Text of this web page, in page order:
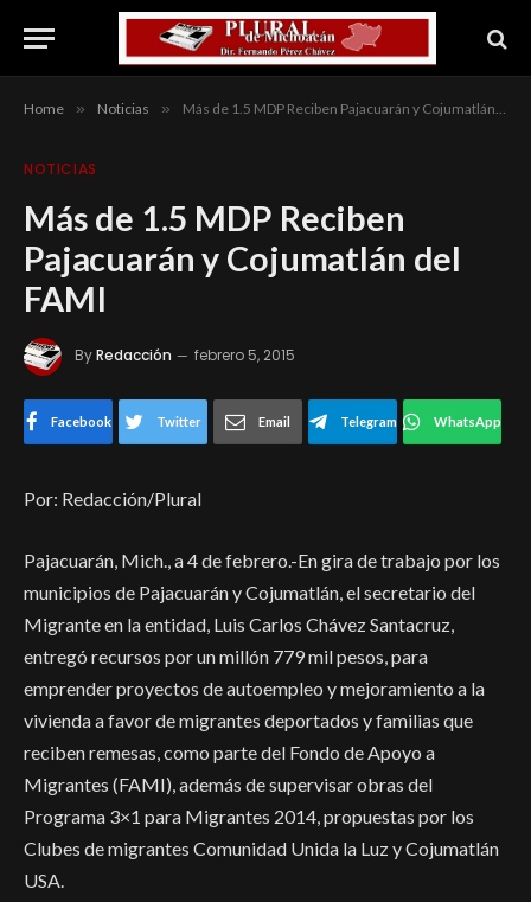
Home » Noticias » Más de 1.5 MDP Reciben Pajacuarán y Cojumatlán del FAMI
NOTICIAS
Más de 1.5 MDP Reciben
Pajacuarán y Cojumatlán del
FAMI
ByRedacción febrero 5, 2015
Facebook Twitter Email Telegram WhatsApp
Por: Redacción/Plural
Pajacuarán, Mich., a 4 de febrero.-En gira de trabajo por los
municipios de Pajacuarán y Cojumatlán, el secretario del
Migrante en la entidad, Luis Carlos Chávez Santacruz,
entregó recursos por un millón 779 mil pesos, para
emprender proyectos de autoempleo y mejoramiento a la
vivienda a favor de migrantes deportados y familias que
reciben remesas, como parte del Fondo de Apoyo a
Migrantes (FAMI), además de supervisar obras del
Programa 3×1 para Migrantes 2014, propuestas por los
Clubes de migrantes Comunidad Unida la Luz y Cojumatlán
USA.